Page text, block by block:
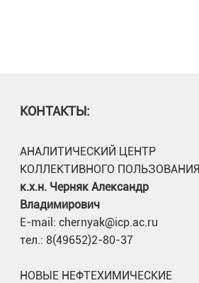
КОНТАКТЫ:
АНАЛИТИЧЕСКИЙ ЦЕНТР
КОЛЛЕКТИВНОГО ПОЛЬЗОВАНИЯ
к.х.н. Черняк Александр
Владимирович
E-mail: chernyak@icp.ac.ru
тел.: 8(49652)2-80-37
НОВЫЕ НЕФТЕХИМИЧЕСКИЕ